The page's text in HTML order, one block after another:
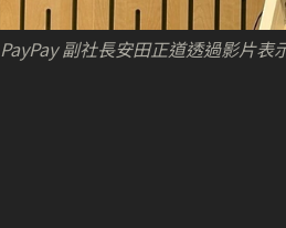
PayPay 副社長安田正道透過影片